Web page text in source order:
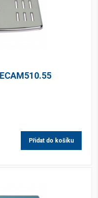
Přidat do košíku